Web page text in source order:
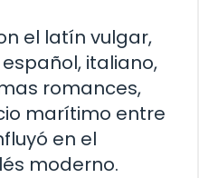
el latín vulgar,
italiano,
romances,
marítimo entre
en el
moderno.